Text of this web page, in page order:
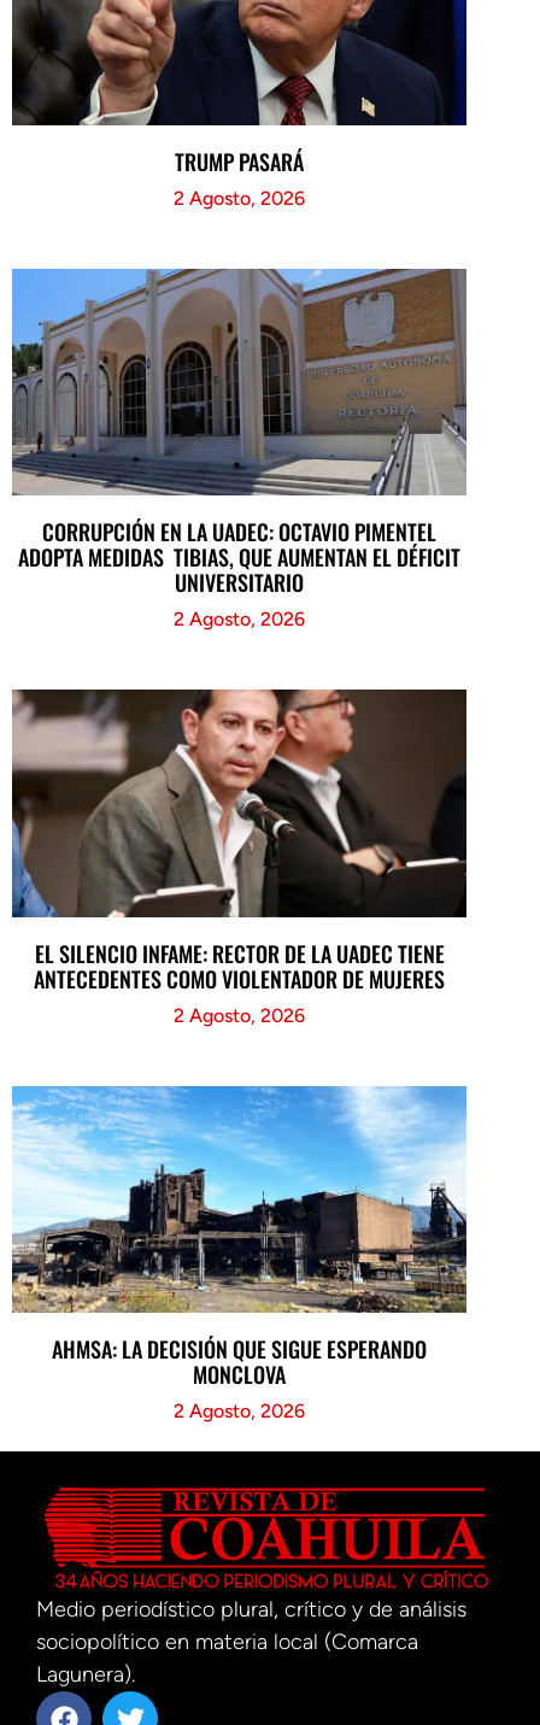
TRUMP PASARÁ
2 Agosto, 2026
CORRUPCIÓN EN LA UADEC: OCTAVIO PIMENTEL
ADOPTA MEDIDAS TIBIAS, QUE AUMENTAN EL DÉFICIT
UNIVERSITARIO
2 Agosto, 2026
EL SILENCIO INFAME: RECTOR DE LA UADEC TIENE
ANTECEDENTES COMO VIOLENTADOR DE MUJERES
2 Agosto, 2026
AHMSA: LA DECISIÓN QUE SIGUE ESPERANDO
MONCLOVA
2 Agosto, 2026
Medio periodístico plural, crítico y de análisis
sociopolítico en materia local (Comarca
Lagunera).